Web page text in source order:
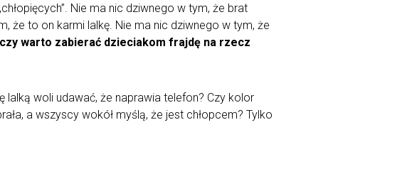
Nie ma nic dziwnego w tym, że brat
że to on karmi lalkę. Nie ma nic dziwnego w tym, że
warto zabierać dzieciakom frajdę na rzecz
woli udawać, że naprawia telefon? Czy kolor
a wszyscy wokół myślą, że jest chłopcem? Tylko